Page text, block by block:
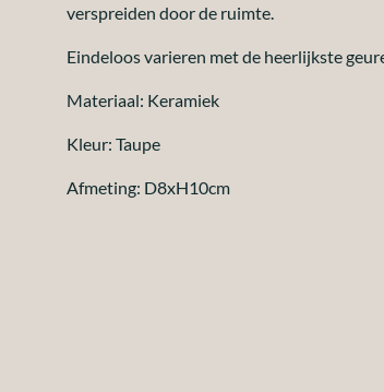
verspreiden door de ruimte.
Eindeloos varieren met de heerlijkste
Materiaal: Keramiek
Kleur: Taupe
Afmeting: D8xH10cm